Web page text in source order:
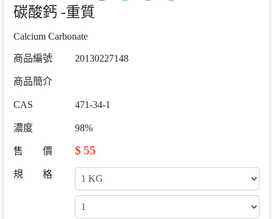
碳酸鈣 -重質
Calcium Carbonate
商品編號 20130227148
商品簡介
CAS 471-34-1
濃度 98%
售 價 $ 55
規 格